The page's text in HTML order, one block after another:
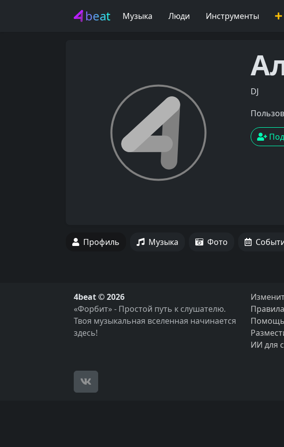
beat Музыка Люди Инструменты
DJ
Профиль Музыка Фото
4beat © 2026
«Форбит» - Простой путь к слушателю.
Твоя музыкальная вселенная начинается
здесь!
Правила
Помощь
ИИ для